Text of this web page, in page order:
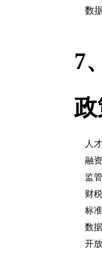
数
7、
人
融
监
财
标
数
开